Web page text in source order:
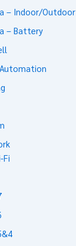
– Indoor/Outdoor
– Battery
Fi